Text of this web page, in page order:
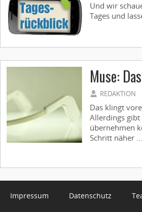
Und wir
Tages und
Muse:
REDAKTION
Das klingt
Allerdings gibt
übernehmen
Schritt näher ...
Impressum Datenschutz